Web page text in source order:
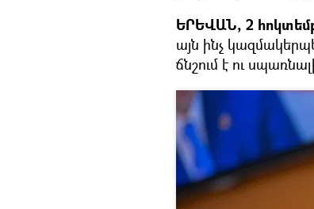
ԵՐԵՎԱՆ, 2
այն ինչ
ճնշում է ու